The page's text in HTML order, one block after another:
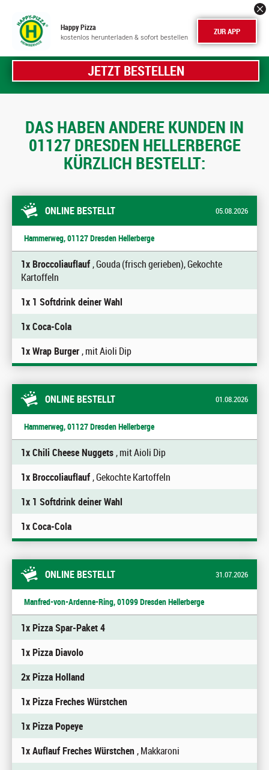
Happy Pizza
kostenlos herunterladen & sofort bestellen ZUR APP
JETZT BESTELLEN
DAS HABEN ANDERE KUNDEN IN
01127 DRESDEN HELLERBERGE
KÜRZLICH BESTELLT:
ONLINE BESTELLT 05.08.2026
Hammerweg, 01127 Dresden Hellerberge
1x Broccoliauflauf, Gouda (frisch gerieben), Gekochte
Kartoffeln
1x 1 Softdrink deiner Wahl
1x Coca-Cola
1x Wrap Burger, mit Aioli Dip
ONLINE BESTELLT 01.08.2026
Hammerweg, 01127 Dresden Hellerberge
1x Chili Cheese Nuggets, mit Aioli Dip
1x Broccoliauflauf, Gekochte Kartoffeln
1x 1 Softdrink deiner Wahl
1x Coca-Cola
ONLINE BESTELLT 31.07.2026
Manfred-von-Ardenne-Ring, 01099 Dresden Hellerberge
1x Pizza Spar-Paket 4
1x Pizza Diavolo
2x Pizza Holland
1x Pizza Freches Würstchen
1x Pizza Popeye
1x Auflauf Freches Würstchen, Makkaroni